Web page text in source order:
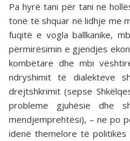
Pa hyrë tani për tani në
tonë të shquar në lidhje me
fuqitë e vogla ballkanike,
përmirësimin e gjendjes
kombëtare dhe mbi
ndryshimit të dialekteve
drejtshkrimit (sepse
probleme gjuhësie dhe
mendjemprehtësi), – ne po
idenë themelore të